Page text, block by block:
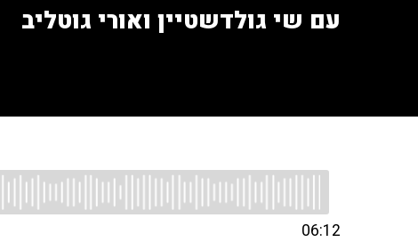
עם שי גולדשטיין ואורי גוטליב
06:12